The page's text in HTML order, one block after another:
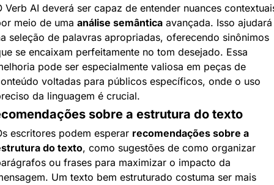
Verb AI deverá ser capaz de entender nuances
meio de uma análise semântica avançada. Isso ajudará
seleção de palavras apropriadas, oferecendo sinônimos
se encaixam perfeitamente no tom desejado. Essa
pode ser especialmente valiosa em peças de
voltadas para públicos específicos, onde o uso
da linguagem é crucial.
sobre a estrutura do texto
escritores podem esperar recomendações sobre a
do texto, como sugestões de como organizar
ou frases para maximizar o impacto da
Um texto bem estruturado costuma ser mais